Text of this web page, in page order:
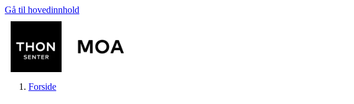
Gå til hovedinnhold
Forside